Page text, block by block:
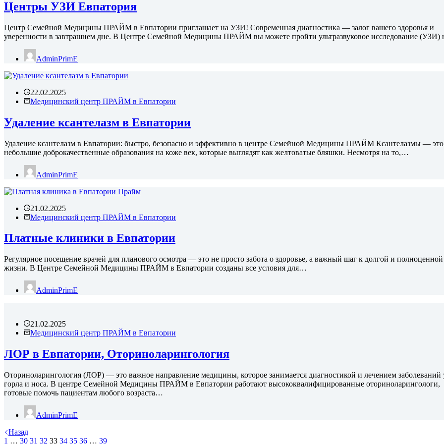
Центры УЗИ Евпатория
Центр Семейной Медицины ПРАЙМ в Евпатории приглашает на УЗИ! Современная диагностика — залог вашего здоровья и
уверенности в завтрашнем дне. В Центре Семейной Медицины ПРАЙМ вы можете пройти ультразвуковое исследование
AdminPrimE
22.02.2025
Медицинский центр ПРАЙМ в Евпатории
Удаление ксантелазм в Евпатории
Удаление ксантелазм в Евпатории: быстро, безопасно и эффективно в центре Семейной Медицины ПРАЙМ Ксантелазмы — это
небольшие доброкачественные образования на коже век, которые выглядят как желтоватые бляшки. Несмотря на то,…
AdminPrimE
21.02.2025
Медицинский центр ПРАЙМ в Евпатории
Платные клиники в Евпатории
Регулярное посещение врачей для планового осмотра — это не просто забота о здоровье, а важный шаг к долгой и полноценной
жизни. В Центре Семейной Медицины ПРАЙМ в Евпатории созданы все условия для…
AdminPrimE
21.02.2025
Медицинский центр ПРАЙМ в Евпатории
ЛОР в Евпатории, Оториноларингология
Оториноларингология (ЛОР) — это важное направление медицины, которое занимается диагностикой и лечением заболеваний
горла и носа. В центре Семейной Медицины ПРАЙМ в Евпатории работают высококвалифицированные оториноларингологи,
готовые помочь пациентам любого возраста…
AdminPrimE
Назад
1 … 30 31 32 33 34 35 36 … 39